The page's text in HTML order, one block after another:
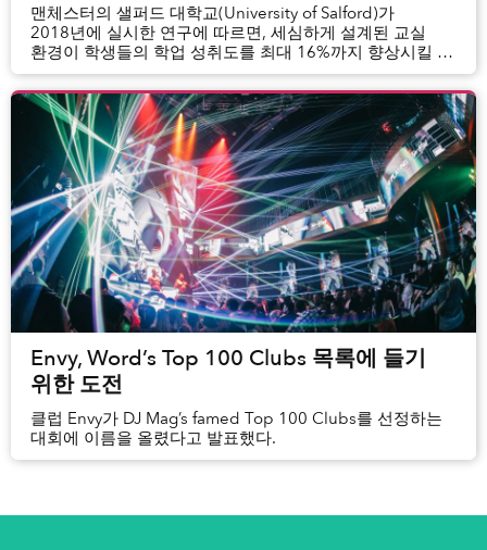
맨체스터의 샐퍼드 대학교(University of Salford)가
2018년에 실시한 연구에 따르면, 세심하게 설계된 교실
환경이 학생들의 학업 성취도를 최대 16%까지 향상시킬 수
있다고 합니다. 교육관계자와 전문가 모두가 잘 설계한
물리적 공간이...
Envy, Word’s Top 100 Clubs 목록에 들기
위한 도전
클럽 Envy가 DJ Mag’s famed Top 100 Clubs를 선정하는
대회에 이름을 올렸다고 발표했다.